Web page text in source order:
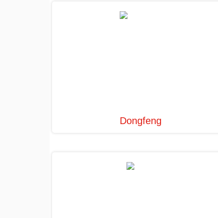
Dongfeng